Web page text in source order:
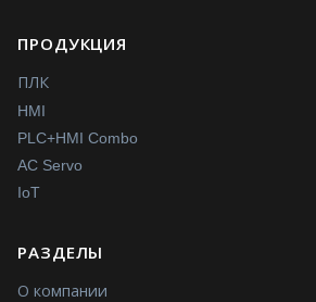
ПРОДУКЦИЯ
ПЛК
HMI
PLC+HMI Combo
AC Servo
IoT
РАЗДЕЛЫ
О компании